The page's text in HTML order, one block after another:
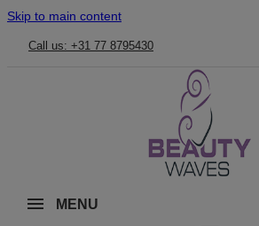
Skip to main content
Call us: +31 77 8795430
MENU